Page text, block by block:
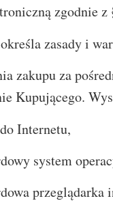
zgodnie
zasady i
za
Kupującego.
Internetu,
system
przeglądarka